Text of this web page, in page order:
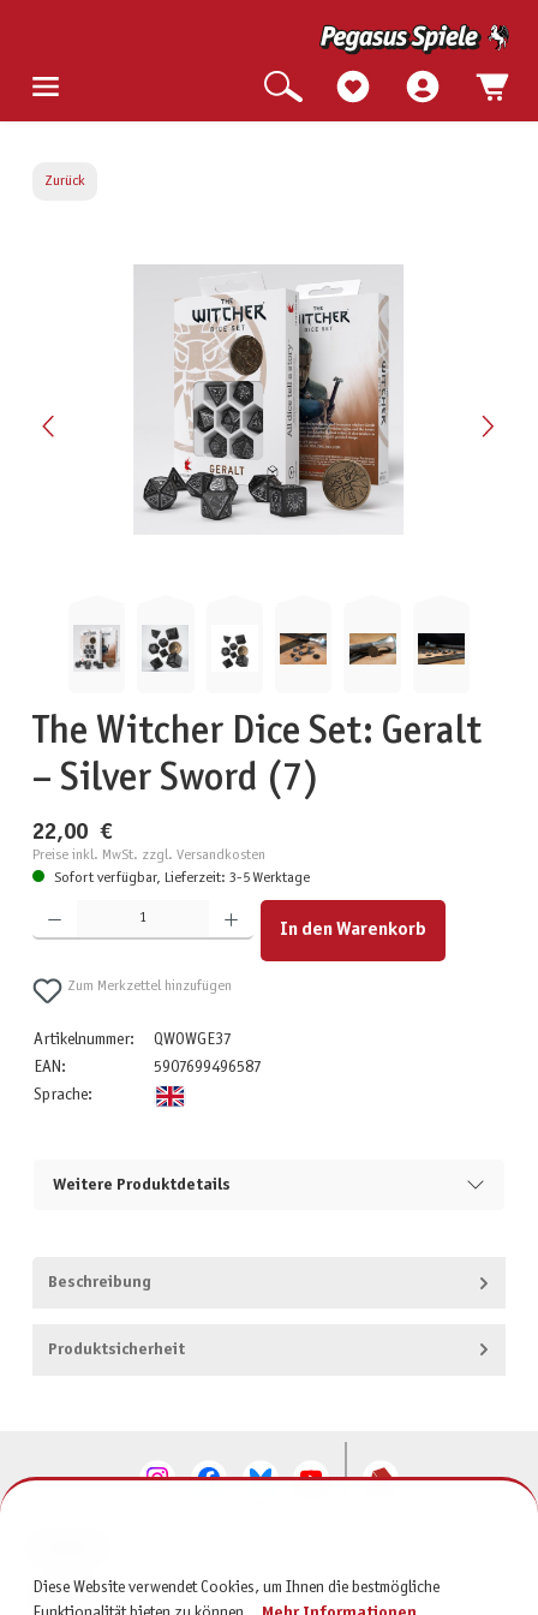
Zurück
The Witcher Dice Set: Geralt
– Silver Sword (7)
22,00 €
Preise inkl. MwSt. zzgl. Versandkosten
Sofort verfügbar, Lieferzeit: 3-5 Werktage
Produkt Anzahl: Gib den gewünschten Wert ein oder benutze die Schaltflächen um die Anzahl zu
In den Warenkorb
Zum Merkzettel hinzufügen
Artikelnummer:
QWOWGE37
EAN:
5907699496587
Sprache:
Weitere Produktdetails
Beschreibung
Produktsicherheit
SERVICE
Diese Website verwendet Cookies, um Ihnen die bestmögliche